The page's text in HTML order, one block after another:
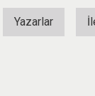
Yazarlar